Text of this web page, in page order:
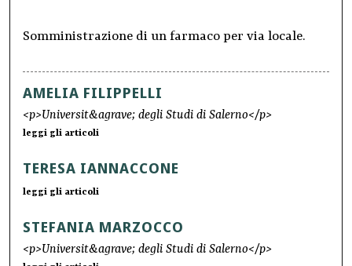
Somministrazione di un farmaco per via locale.
AMELIA FILIPPELLI
<p>Universit&agrave; degli Studi di Salerno</p>
leggi gli articoli
TERESA IANNACCONE
leggi gli articoli
STEFANIA MARZOCCO
<p>Universit&agrave; degli Studi di Salerno</p>